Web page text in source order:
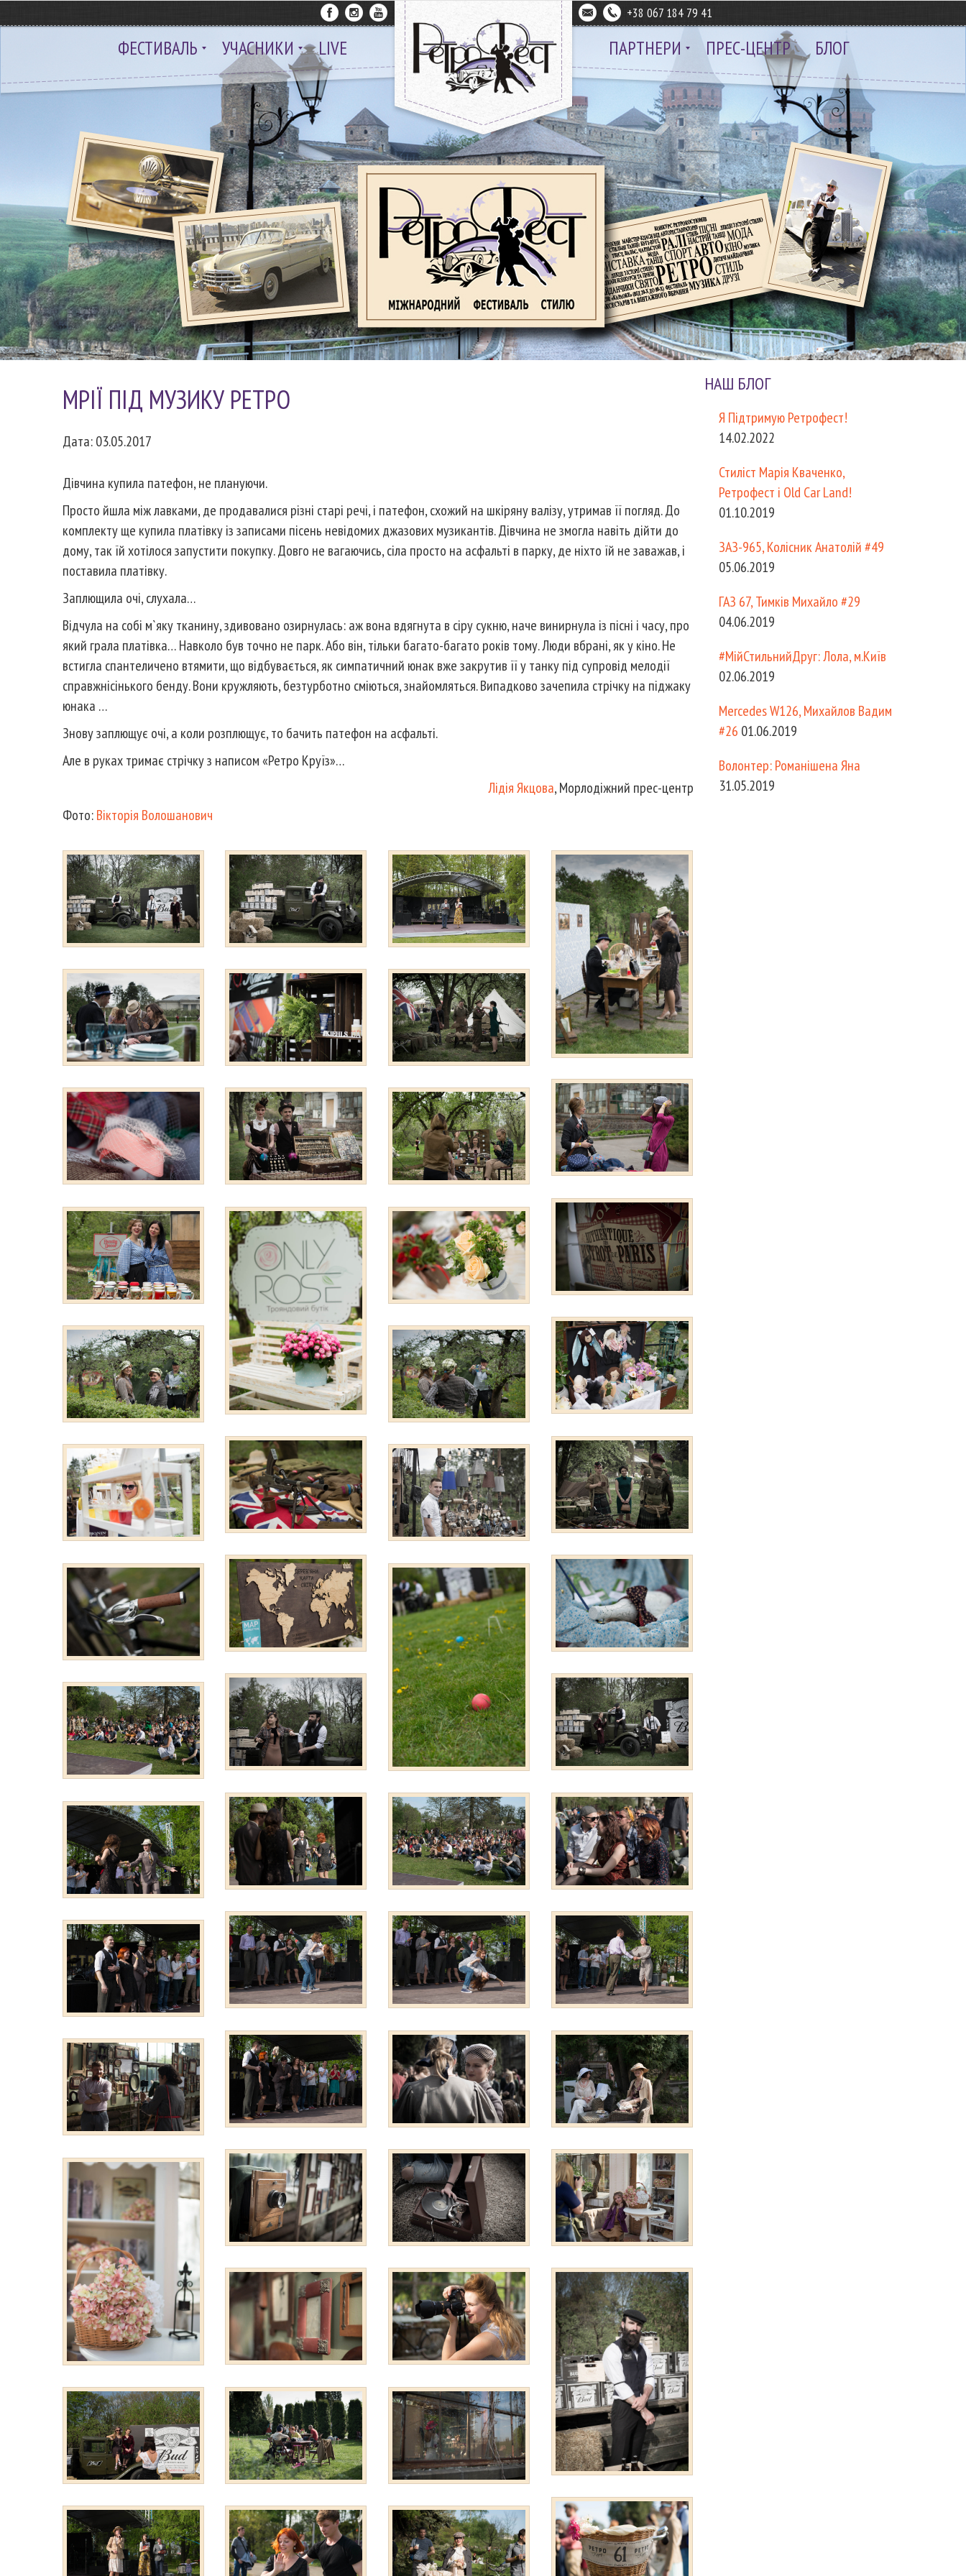
+38 067 184 79 41
ФЕСТИВАЛЬ УЧАСНИКИ LIVE ПАРТНЕРИ ПРЕС-ЦЕНТР БЛОГ
МРІЇ ПІД МУЗИКУ РЕТРО
Дата: 03.05.2017
Дівчина купила патефон, не плануючи.
Просто йшла між лавками, де продавалися різні старі речі, і патефон, схожий на шкіряну валізу, утримав її погляд. До
комплекту ще купила платівку із записами пісень невідомих джазових музикантів. Дівчина не змогла навіть дійти до
дому, так їй хотілося запустити покупку. Довго не вагаючись, сіла просто на асфальті в парку, де ніхто їй не заважав, і
поставила платівку.
Заплющила очі, слухала…
Відчула на собі м`яку тканину, здивовано озирнулась: аж вона вдягнута в сіру сукню, наче винирнула із пісні і часу, про
який грала платівка… Навколо був точно не парк. Або він, тільки багато-багато років тому. Люди вбрані, як у кіно. Не
встигла спантеличено втямити, що відбувається, як симпатичний юнак вже закрутив її у танку під супровід мелодії
справжнісінького бенду. Вони кружляють, безтурботно сміються, знайомляться. Випадково зачепила стрічку на піджаку
юнака …
Знову заплющує очі, а коли розплющує, то бачить патефон на асфальті.
Але в руках тримає стрічку з написом «Ретро Круїз»…
Лідія Якцова, Морлодіжний прес-центр
Фото:Вікторія Волошанович
НАШ БЛОГ
Я Підтримую Ретрофест!
14.02.2022
Стиліст Марія Кваченко,
Ретрофест і Old Car Land!
01.10.2019
ЗАЗ-965, Колісник Анатолій #49
05.06.2019
ГАЗ 67, Тимків Михайло #29
04.06.2019
#МійСтильнийДруг: Лола, м.Київ
02.06.2019
Mercedes W126, Михайлов Вадим
#26 01.06.2019
Волонтер: Романішена Яна
31.05.2019